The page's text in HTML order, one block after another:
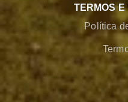
TERMOS
Política